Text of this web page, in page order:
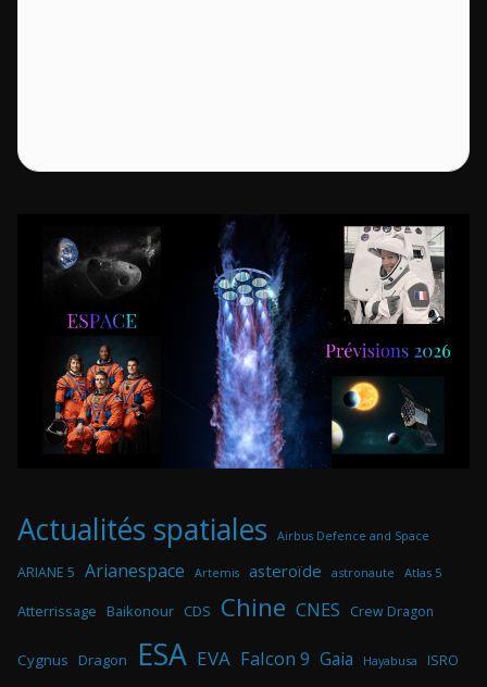
Actualités spatiales Airbus Defence and Space
ARIANE 5 Arianespace Artemis asteroïde astronaute Atlas 5
Atterrissage Baikonour CDS Chine CNES Crew Dragon
Cygnus Dragon ESA EVA Falcon 9 Gaia Hayabusa ISRO